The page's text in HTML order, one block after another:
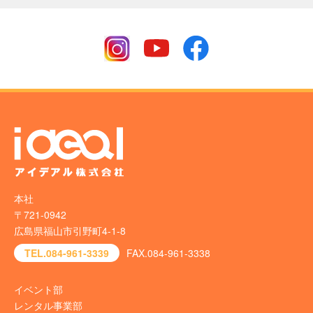
本社
〒721-0942
広島県福山市引野町4-1-8
TEL.084-961-3339
FAX.084-961-3338
イベント部
レンタル事業部